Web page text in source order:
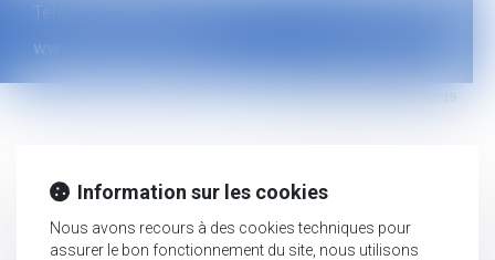
Tel : +594 594 29 45 35
www.jurisguyane.com
Information sur les cookies
Nous avons recours à des cookies techniques pour
assurer le bon fonctionnement du site, nous utilisons